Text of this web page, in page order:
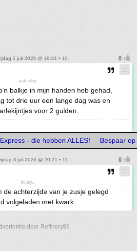
3 juli 2026 @ 19:41 • 10
ask why
balkje in mijn handen heb gehad,
tot drie uur een lange dag was en
voor 2 gulden.
- die hebben ALLES! Bespaar
3 juli 2026 @ 20:21 • 11
Ik bijt.
de achterzijde van je zusje gelegd
volgeladen met kwark.
door Refinery89